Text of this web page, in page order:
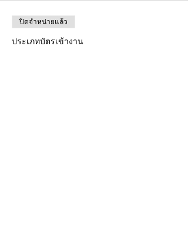
ปิดจำหน่ายแล้ว
ประเภทบัตรเข้างาน